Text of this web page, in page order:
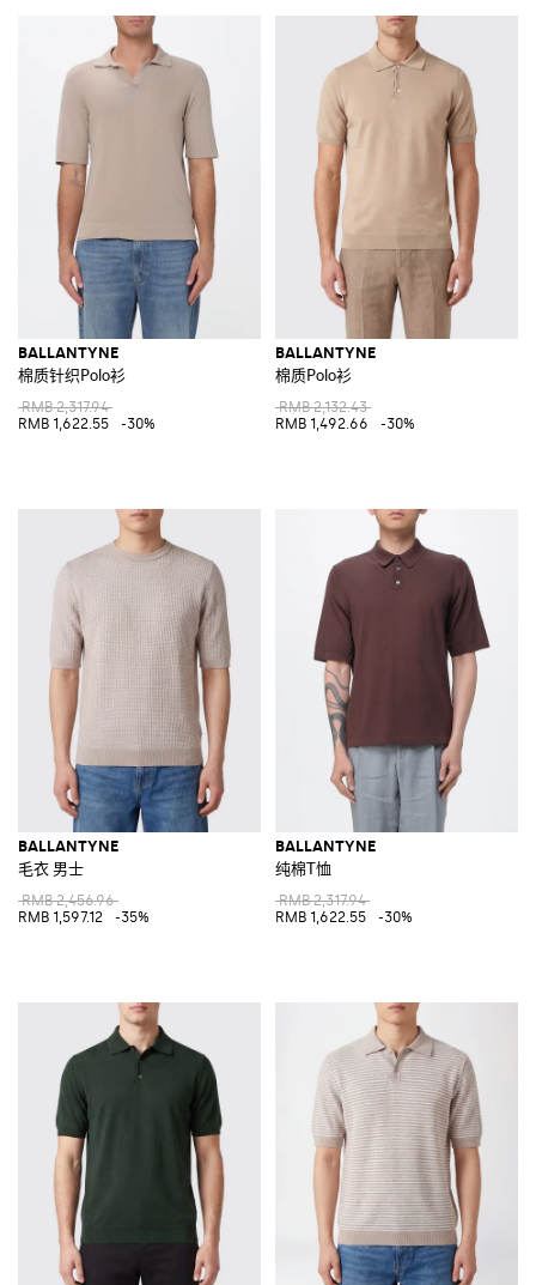
BALLANTYNE
棉质针织Polo衫
RMB 2,317.94
RMB 1,622.55
-30%
BALLANTYNE
棉质Polo衫
RMB 2,132.43
RMB 1,492.66
-30%
BALLANTYNE
毛衣 男士
RMB 2,456.96
RMB 1,597.12
-35%
BALLANTYNE
纯棉T恤
RMB 2,317.94
RMB 1,622.55
-30%